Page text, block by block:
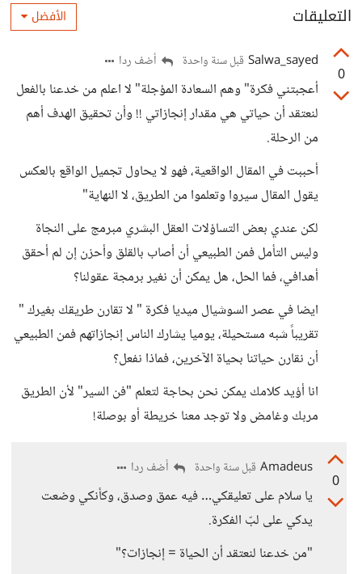
التعليقات الأفضل
0
Salwa_sayed قبل سنة واحدة أضف ردا
أعجبتني فكرة" وهم السعادة المؤجلة" لا اعلم من خدعنا بالفعل
لنعتقد أن حياتي هي مقدار إنجازاتي !! وأن تحقيق الهدف أهم
من الرحلة.
أحببت في المقال الواقعية، فهو لا يحاول تجميل الواقع بالعكس
يقول المقال سيروا وتعلموا من الطريق، لا النهاية"
لكن عندي بعض التساؤلات العقل البشري مبرمج على النجاة
وليس التأمل فمن الطبيعي أن أصاب بالقلق وأحزن إن لم أحقق
أهدافي، فما الحل، هل يمكن أن نغير برمجة عقولنا؟
ايضا في عصر السوشيال ميديا فكرة " لا تقارن طريقك بغيرك "
تقريباً شبه مستحيلة، يوميا يشارك الناس إنجازاتهم فمن الطبيعي
أن نقارن حياتنا بحياة الآخرين، فماذا نفعل؟
انا أؤيد كلامك يمكن نحن بحاجة لتعلم "فن السير" لأن الطريق
مربك وغامض ولا توجد معنا خريطة أو بوصلة!
0
Amadeus قبل سنة واحدة أضف ردا
يا سلام على تعليقكي… فيه عمق وصدق، وكأنكي وضعت
يدكي على لبّ الفكرة.
"من خدعنا لنعتقد أن الحياة = إنجازات؟"